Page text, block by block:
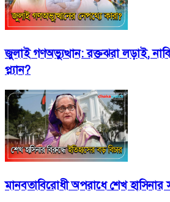
জুলাই গণঅভ্যুত্থান: রক্তঝরা লড়াই,
প্ল্যান?
মানবতাবিরোধী অপরাধে শেখ হাসিনার